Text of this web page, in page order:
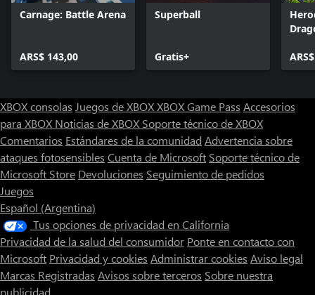
Carnage: Battle Arena
ARS$ 143,00
Superball
Gratis+
XBOX consolas Juegos de XBOXXBOX Game Pass Accesorios
para XBOX Noticias de XBOX Soporte técnico de XBOX
Comentarios Estándares de la comunidad Advertencia sobre
ataques fotosensibles Cuenta de Microsoft Soporte técnico de
Microsoft Store Devoluciones Seguimiento de pedidos
Juegos
Español (Argentina)
Tus opciones de privacidad en California
Privacidad de la salud del consumidor Ponte en contacto con
Microsoft Privacidad y cookies Administrar cookies Aviso legal
Marcas Registradas Avisos sobre terceros Sobre nuestra
publicidad